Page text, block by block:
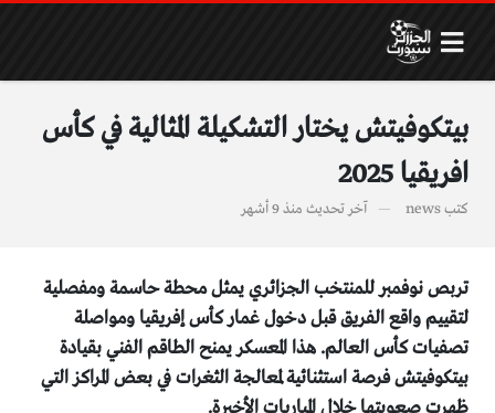
بيتكوفيتش يختار التشكيلة المثالية في كأس
افريقيا 2025
كتبnews آخر تحديث منذ 9 أشهر
تربص نوفمبر للمنتخب الجزائري يمثل محطة حاسمة ومفصلية
لتقييم واقع الفريق قبل دخول غمار كأس إفريقيا ومواصلة
تصفيات كأس العالم. هذا المعسكر يمنح الطاقم الفني بقيادة
بيتكوفيتش فرصة استثنائية لمعالجة الثغرات في بعض المراكز التي
ظهرت صعوبتها خلال المباريات الأخيرة.